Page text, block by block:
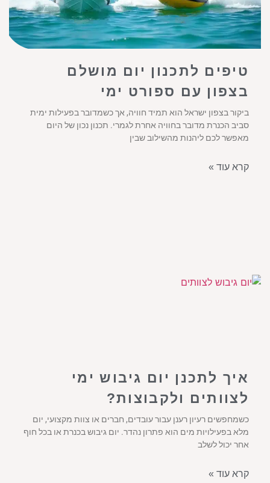
טיפים לתכנון יום מושלם
בצפון עם ספורט ימי
ביקור בצפון ישראל הוא תמיד חוויה, אך כשמדובר בפעילות ימית
סביב הכנרת מדובר בחוויה אחרת לגמרי. תכנון נכון של היום
מאפשר לכם ליהנות מהשילוב שבין
קרא עוד »
איך לתכנן יום גיבוש ימי
לצוותים ולקבוצות?
כשמחפשים רעיון רענן עבור עובדים, חברים או צוות מקצועי, יום
מלא בפעילויות מים הוא פתרון נהדר. יום גיבוש בכנרת או בכל חוף
אחר יכול לשלב
קרא עוד »